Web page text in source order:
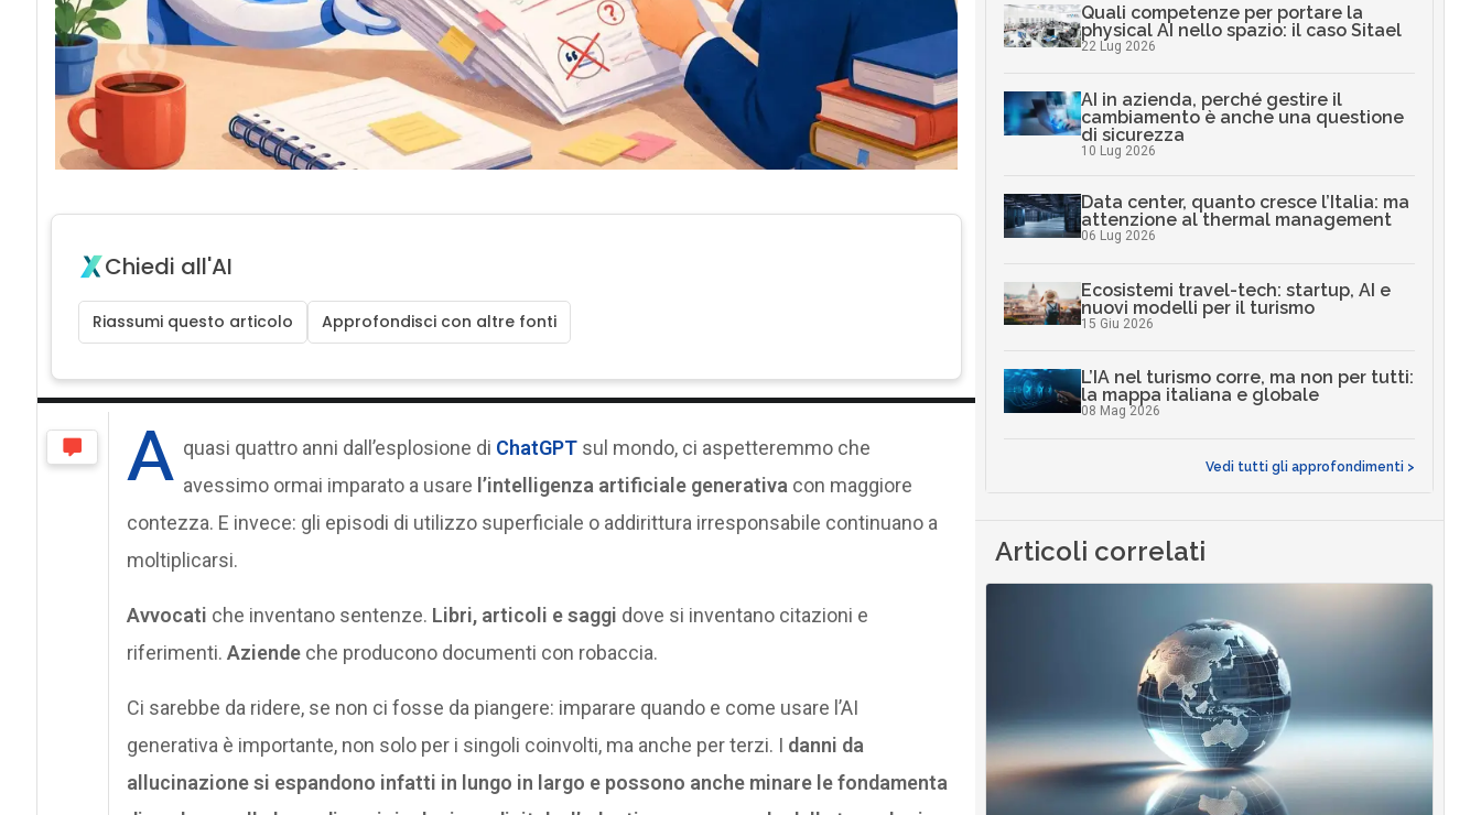
Chiedi all'AI
Riassumi questo articolo Approfondisci con altre fonti
A quasi quattro anni dall’esplosione di ChatGPTsul mondo, ci aspetteremmo che
avessimo ormai imparato a usare l’intelligenza artificiale generativacon maggiore
contezza. E invece: gli episodi di utilizzo superficiale o addirittura irresponsabile continuano a
moltiplicarsi.
Avvocati che inventano sentenze. Libri, articoli e saggi dove si inventano citazioni e
riferimenti. Aziende che producono documenti con robaccia.
Ci sarebbe da ridere, se non ci fosse da piangere: imparare quando e come usare l’AI
generativa è importante, non solo per i singoli coinvolti, ma anche per terzi. I danni da
allucinazione si espandono infatti in lungo in largo e possono anche minare le fondamenta
Quali competenze per portare la
physical AI nello spazio: il caso Sitael
22 Lug 2026
AI in azienda, perché gestire il
cambiamento è anche una questione
di sicurezza
10 Lug 2026
Data center, quanto cresce l’Italia: ma
attenzione al thermal management
06 Lug 2026
Ecosistemi travel-tech: startup, AI e
nuovi modelli per il turismo
15 Giu 2026
L’IA nel turismo corre, ma non per tutti:
la mappa italiana e globale
08 Mag 2026
Vedi tutti gli approfondimenti >
Articoli correlati